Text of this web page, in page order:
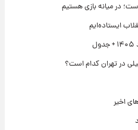
در میانه بازی هستیم
ایستاده‌ایم
در تهران کدام است؟
اخیر